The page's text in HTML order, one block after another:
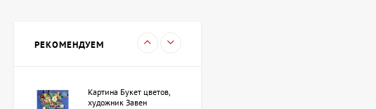
РЕКОМЕНДУЕМ
Картина Букет цветов,
художник Завен